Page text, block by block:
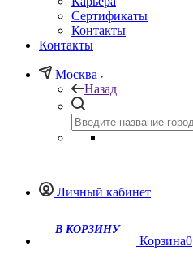
Сертификаты
Контакты
Контакты
Москва
Назад
Личный кабинет
Корзина0